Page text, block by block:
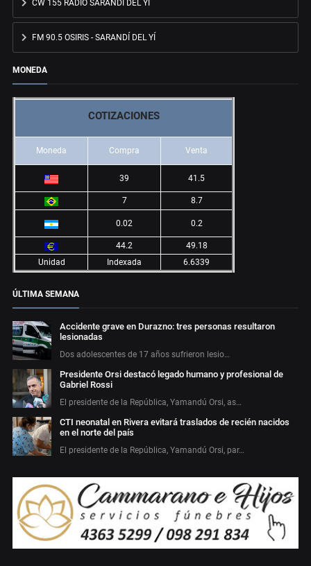
CW 155 RADIO SARANDÍ DEL YÍ
FM 90.5 OSIRIS - SARANDÍ DEL YÍ
MONEDA
COTIZACIONES
Moneda Compra Venta
39 41.5
7 8.7
0.02 0.2
44.2
49.18
Unidad
Indexada 6.6339
ÚLTIMA SEMANA
Accidente grave en Durazno: tres personas resultaron
lesionadas
Dos adolescentes de 17 años sufrieron lesio…
Presidente Orsi destacó legado humano y profesional de
Gabriel Rossi
El presidente de la República, Yamandú Orsi, as…
CTI neonatal en Rivera evitará traslados de recién nacidos
en el norte del país
El presidente de la República, Yamandú Orsi, par…